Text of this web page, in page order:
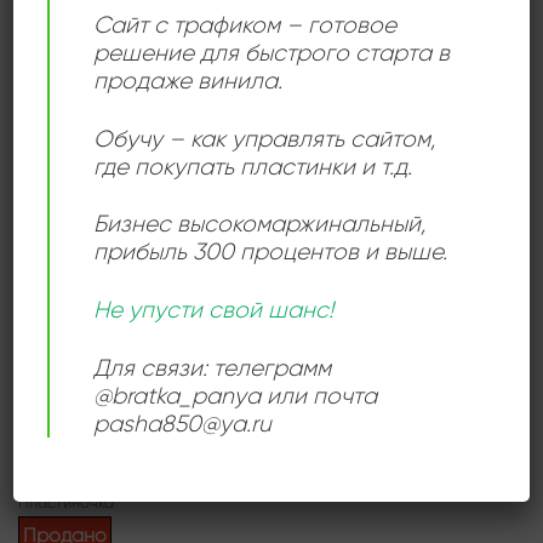
Российская империя
Умер: 28 января 1935 года, Москва, СССР
Add to
wishlist
Н. Римский-Корсаков, М.
Ипполитов-Иванов, A.
Алябьев
800,00₽
Пластиночка
Продано
Сайт с трафиком – готовое
решение для быстрого старта в
продаже винила.
Обучу – как управлять сайтом,
где покупать пластинки и т.д.
Бизнес высокомаржинальный,
прибыль 300 процентов и выше.
Не упусти свой шанс!
Для связи: телеграмм
@bratka_panya или почта
pasha850@ya.ru